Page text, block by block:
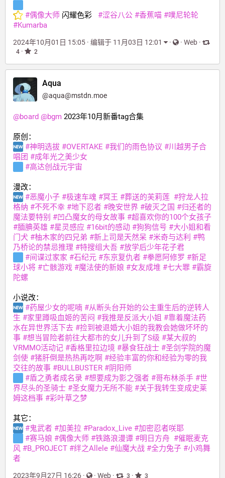
#偶像大师 闪耀色彩 #涩谷八公 #香蕉喵 #噗尼轮轮
#Kumarba
2024年10月01日 15:05 · 编辑于 11月03日 12:01 · · Web ·
4 · 2
Aqua
@aqua@mstdn.moe
@board @bgm 2023年10月新番tag合集
原创：
#神明选拔 #OVERTAKE #我们的雨色协议 #川越男子合
唱团 #成年光之美少女
#高达创战元宇宙
漫改：
#恶魔小子 #极速车魂 #冥王 #葬送的芙莉莲 #狩龙人拉
格纳 #不死不幸 #地下忍者 #晚安世界 #破灭之国 #归还者的
魔法要特别 #凹凸魔女的母女故事 #超喜欢你的100个女孩子
#腼腆英雄 #星灵感应 #16bit的感动 #狗狗信号 #大小姐和看
门犬 #柚木家的四兄弟 #新上司是天然呆 #米奇与达利 #鸭
乃桥论的禁忌推理 #特搜组大吾 #放学后少年花子君
#间谍过家家 #石纪元 #东京复仇者 #拳愿阿修罗 #新足
球小将 #亡骸游戏 #魔法使的新娘 #女友成堆 #七大罪 #霸旋
陀螺
小说改：
#药屋少女的呢喃 #从断头台开始的公主重生后的逆转人
生 #家里蹲吸血姬的苦闷 #我推是反派大小姐 #靠着魔法药
水在异世界活下去 #捡到被退婚大小姐的我教会她做坏坏的
事 #想当冒险者前往大都市的女儿升到了S级 #某大叔的
VRMMO活动记 #香格里拉边境 #暴食狂战士 #圣剑学院的魔
剑使 #猪肝倒是热热再吃啊 #经验丰富的你和经验为零的我
交往的故事 #BULLBUSTER #阴阳师
#盾之勇者成名录 #想要成为影之强者 #哥布林杀手 #世
界尽头的圣骑士 #圣女魔力无所不能 #关于我转生变成史莱
姆这档事 #彩叶草之梦
其它：
#鬼武者 #加美拉 #Paradox_Live #加密忍者咲耶
#赛马娘 #偶像大师 #铁路浪漫谭 #明日方舟 #催眠麦克
风 #B_PROJECT #绊之Allele #仙魔大战 #全力兔子 #小鸡舞
者
2023年9月27日 16:26 · · Web · 3 · 3